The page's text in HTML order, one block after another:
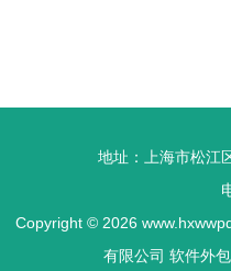
地址：上海市松江
Copyright © 2026
有限公司 软件外